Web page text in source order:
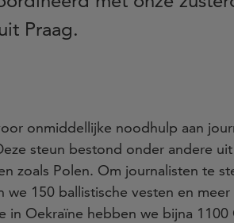
Praag.
onmiddellijke noodhulp aan
steun bestond onder andere
zoals Polen. Om journalisten te
150 ballistische vesten en
Oekraïne hebben we bijna 1100